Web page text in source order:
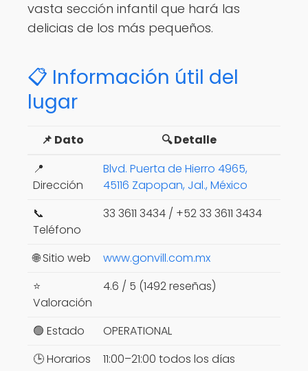
vasta sección infantil que hará las
delicias de los más pequeños.
📋 Información útil del
lugar
📌 Dato
🔍 Detalle
📍
Dirección
Blvd. Puerta de Hierro 4965,
45116 Zapopan, Jal., México
📞
Teléfono
33 3611 3434 / +52 33 3611 3434
🌐 Sitio web
www.gonvill.com.mx
⭐
Valoración
4.6 / 5 (1492 reseñas)
🟢 Estado
OPERATIONAL
🕒 Horarios
11:00–21:00 todos los días